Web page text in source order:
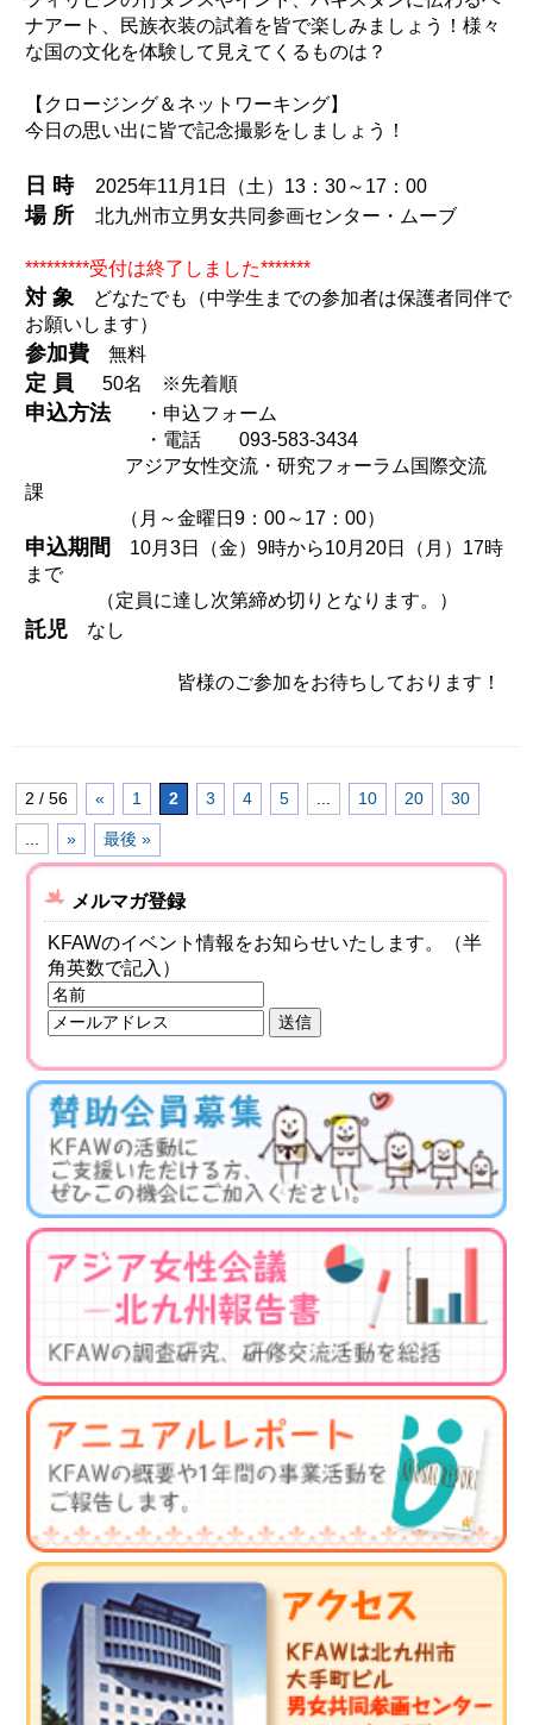
ナアート、民族衣装の試着を皆で楽 しみましょう！様々
な国の文化を体験して見えてくるものは？
【クロージング＆ネットワーキング】
今日の思い出に皆で記念撮影をしましょう！
日 時2025年11月1日（土）13：30～17：00
場 所北九州市立男女共同参画センター・ムーブ
*********受付は終了しました*******
対 象 どなたでも（中学生までの参加者は保護者同伴で
お願いします）
参加費 無料
定 員 50名 ※先着順
申込方法・申込フォーム
・電話 093-583-3434
アジア女性交流・研究フォーラム国際交流
課
（月～金曜日9：00～17：00）
申込期間
10月3日（金）9時から10月20日（月）17時
まで
（定員に達し次第締め切りとなります。）
託児 なし
皆様のご参加をお待ちしております！
2 / 56 « 1 2 3 4 5 ... 10 20 30
» 最後 »
メルマガ登録
KFAWのイベント情報をお知らせいたします。（半
角英数で記入）